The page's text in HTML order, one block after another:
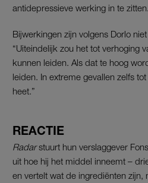
antidepressieve werking in te
Bijwerkingen zijn volgens Dorlo
“Uiteindelijk zou het tot verhoging
kunnen leiden. Als dat te hoog
leiden. In extreme gevallen zelfs
heet.”
REACTIE
Radarstuurt hun verslaggever
uit hoe hij het middel inneemt –
en vertelt wat de ingrediënten zijn,